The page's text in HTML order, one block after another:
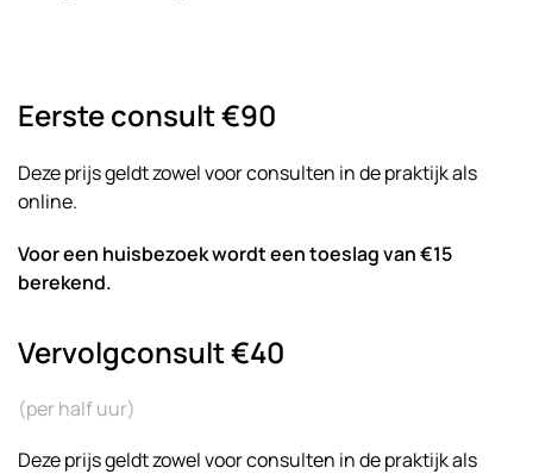
Eerste consult €90
Deze prijs geldt zowel voor consulten in de praktijk als
online.
Voor een huisbezoek wordt een toeslag van €15
berekend.
Vervolgconsult €40
(per half uur)
Deze prijs geldt zowel voor consulten in de praktijk als